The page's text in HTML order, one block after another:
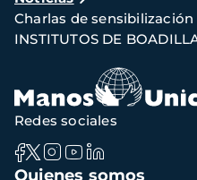
navegación
Charlas de sensibilización
INSTITUTOS DE
Navegación
Quienes somos
Redes sociales